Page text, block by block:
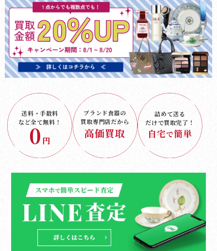
送料・手数料
など全て無料！
0 円
ブランド食器の
買取専門店だから
高価買取
詰めて送る
だけで買取完了！
自宅で簡単